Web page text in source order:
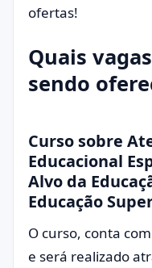
ofertas!
Quais
sendo
Curso sobre
Educacional
Alvo da
Educação
O curso, conta
e será realizado